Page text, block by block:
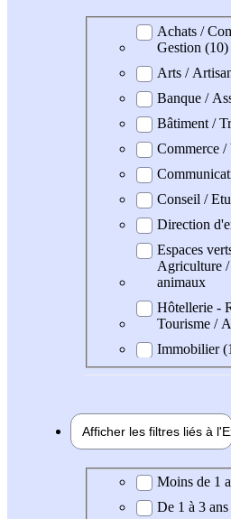
Domaine professionel
Achats /
Gestion (10)
Arts /
Banque /
Bâtiment /
Commerce /
Conseil /
Direction
Espaces
Agriculture /
animaux
Hôtellerie -
Tourisme /
Immobilier
Afficher les filtres liés à l'
Expérience demandée
Moins de 1
De 1 à 3